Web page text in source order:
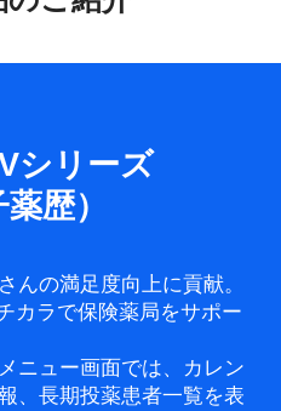
シリーズ
薬歴）
んの満足度向上に貢献。
カラで保険薬局をサポー
ニュー画面では、カレン
、長期投薬患者一覧を表